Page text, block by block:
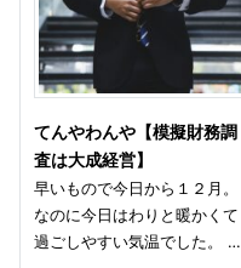
てんやわんや【模擬財務調
査は大成経営】
早いもので今日から１２月。
なのに今日はわりと暖かくて
過ごしやすい気温でした。 …